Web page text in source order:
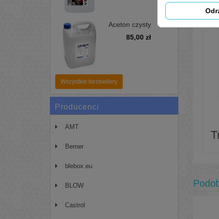
Aceton czysty
5L - zmywacz,
85,00 zł
Wszystkie bestsellery
Producenci
AMT
Berner
blebox.eu
BLOW
Castrol